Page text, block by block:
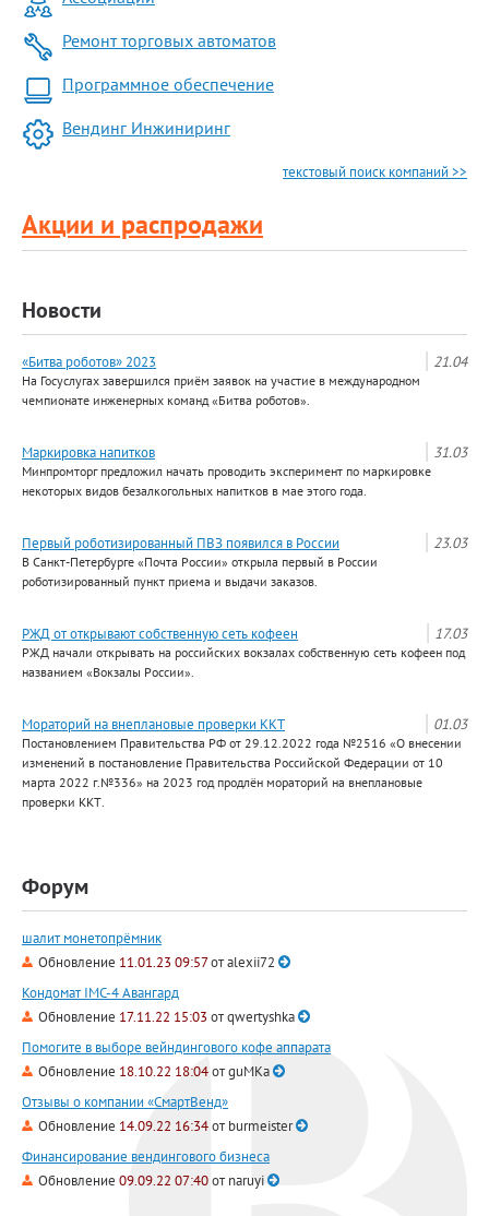
Ремонт торговых автоматов
Программное обеспечение
Вендинг Инжиниринг
текстовый поиск компаний >>
Акции и распродажи
Новости
21.04
«Битва роботов» 2023
На Госуслугах завершился приём заявок на участие в международном
чемпионате инженерных команд «Битва роботов».
31.03
Маркировка напитков
Минпромторг предложил начать проводить эксперимент по маркировке
некоторых видов безалкогольных напитков в мае этого года.
23.03
Первый роботизированный ПВЗ появился в России
В Санкт-Петербурге «Почта России» открыла первый в России
роботизированный пункт приема и выдачи заказов.
17.03
РЖД от открывают собственную сеть кофеен
РЖД начали открывать на российских вокзалах собственную сеть кофеен под
названием «Вокзалы России».
01.03
Мораторий на внеплановые проверки ККТ
Постановлением Правительства РФ от 29.12.2022 года №2516 «О внесении
изменений в постановление Правительства Российской Федерации от 10
марта 2022 г.№336» на 2023 год продлён мораторий на внеплановые
проверки ККТ.
Форум
шалит монетопрёмник
Обновление 11.01.23 09:57отalexii72
Кондомат IMC-4 Авангард
Обновление 17.11.22 15:03 отqwertyshka
Помогите в выборе вейндингового кофе аппарата
Обновление 18.10.22 18:04отguMKa
Отзывы о компании «СмартВенд»
Обновление 14.09.22 16:34отburmeister
Финансирование вендингового бизнеса
Обновление 09.09.22 07:40отnaruyi